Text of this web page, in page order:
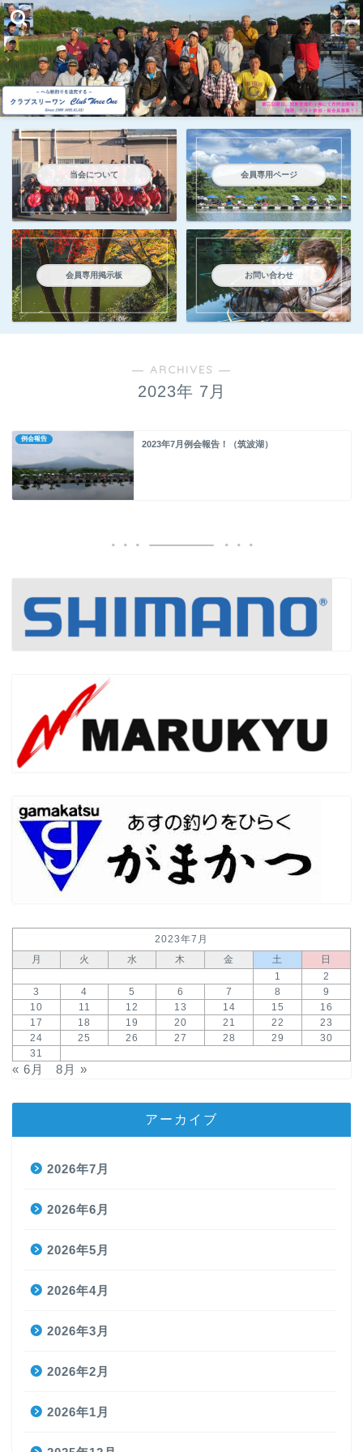
当会について 会員専用ページ
会員専用掲示板 お問い合わせ
― ARCHIVES ―
2023年 7月
例会報告
2023年7月例会報告！（筑波湖）
2023年7月
月
火 水 木 金 土
日
1
2
3
4 5 6 7 8
9
10
11 12 13 14 15
16
17
18 19 20 21 22
23
24
25 26 27 28 29
30
31
« 6月 8月 »
アーカイブ
2026年7月
2026年6月
2026年5月
2026年4月
2026年3月
2026年2月
2026年1月